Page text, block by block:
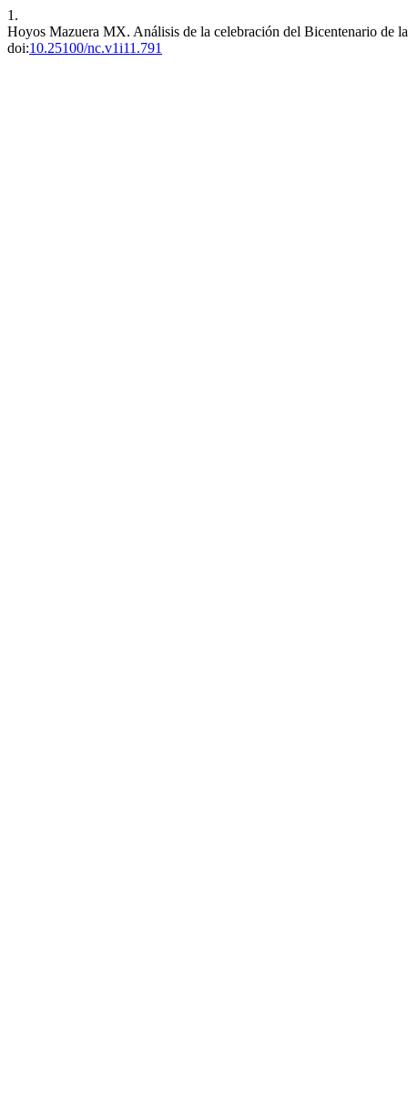
1.
Hoyos Mazuera MX. Análisis de la celebración del Bicentenario de
doi:10.25100/nc.v1i11.791